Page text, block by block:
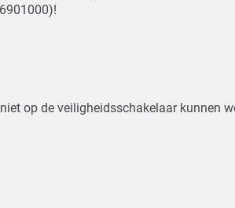
op de veiligheidsschakelaar kunnen